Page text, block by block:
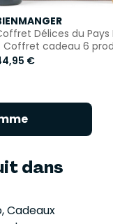
Délices du Pays
Coffret cadeau 6
€
dans
,Cadeaux